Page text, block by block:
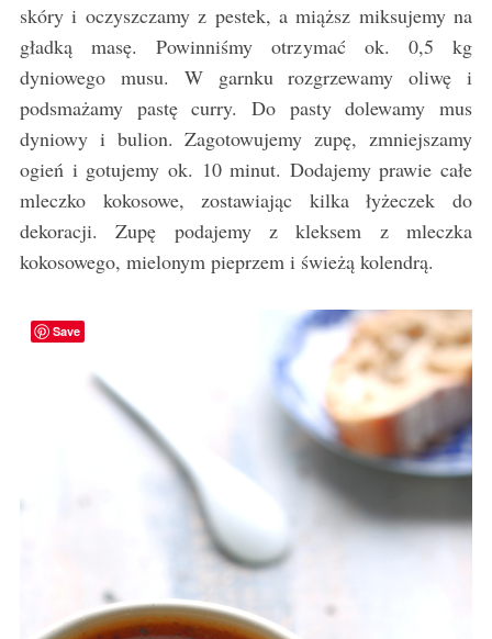
skóry i oczyszczamy z pestek, a miąższ miksujemy na
gładką masę. Powinniśmy otrzymać ok. 0,5 kg
dyniowego musu. W garnku rozgrzewamy oliwę i
podsmażamy pastę curry. Do pasty dolewamy mus
dyniowy i bulion. Zagotowujemy zupę, zmniejszamy
ogień i gotujemy ok. 10 minut. Dodajemy prawie całe
mleczko kokosowe, zostawiając kilka łyżeczek do
dekoracji. Zupę podajemy z kleksem z mleczka
kokosowego, mielonym pieprzem i świeżą kolendrą.
Save